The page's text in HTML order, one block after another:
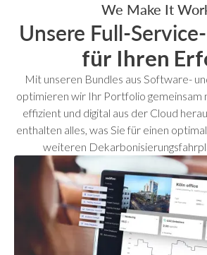
We Make It
Unsere Full-
für Ihren
Mit unseren Bundles aus Software-
optimieren wir Ihr Portfolio gemeinsam
effizient und digital aus der Cloud
enthalten alles, was Sie für einen
weiteren